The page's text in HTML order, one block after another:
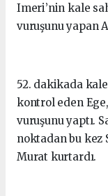
Imeri’nin kale
vuruşunu yapan
52. dakikada
kontrol eden
vuruşunu yaptı.
noktadan bu kez
Murat kurtardı.